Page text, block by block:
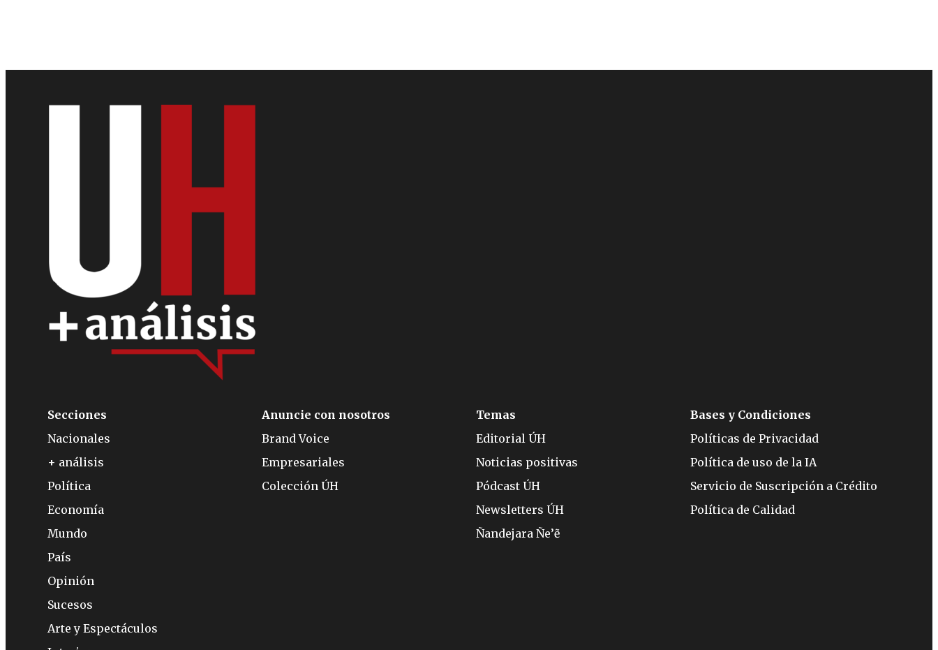
Secciones
Nacionales
+ análisis
Política
Economía
Mundo
País
Opinión
Sucesos
Arte y Espectáculos
Anuncie con nosotros
Brand Voice
Empresariales
Colección ÚH
Temas
Editorial ÚH
Noticias positivas
Pódcast ÚH
Newsletters ÚH
Ñandejara Ñe’ẽ
Bases y Condiciones
Políticas de Privacidad
Política de uso de la IA
Servicio de Suscripción a Crédito
Política de Calidad